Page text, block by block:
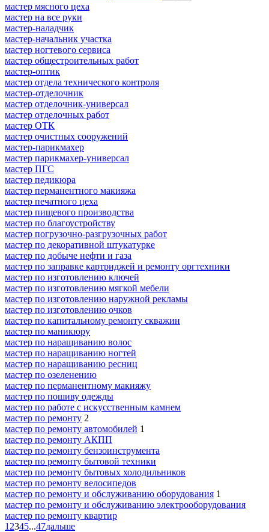
мастер мясного цеха
мастер на все руки
мастер-наладчик
мастер-начальник участка
мастер ногтевого сервиса
мастер общестроительных работ
мастер-оптик
мастер отдела технического контроля
мастер-отделочник
мастер отделочник-универсал
мастер отделочных работ
мастер ОТК
мастер очистных сооружений
мастер-парикмахер
мастер парикмахер-универсал
мастер ПГС
мастер педикюра
мастер перманентного макияжа
мастер печатного цеха
мастер пищевого производства
мастер по благоустройству
мастер погрузочно-разгрузочных работ
мастер по декоративной штукатурке
мастер по добыче нефти и газа
мастер по заправке картриджей и ремонту оргтехники
мастер по изготовлению ключей
мастер по изготовлению мягкой мебели
мастер по изготовлению наружной рекламы
мастер по изготовлению очков
мастер по капитальному ремонту скважин
мастер по маникюру
мастер по наращиванию волос
мастер по наращиванию ногтей
мастер по наращиванию ресниц
мастер по озеленению
мастер по перманентному макияжу
мастер по пошиву одежды
мастер по работе с искусственным камнем
мастер по ремонту 2
мастер по ремонту автомобилей 1
мастер по ремонту АКПП
мастер по ремонту бензоинструмента
мастер по ремонту бытовой техники
мастер по ремонту бытовых холодильников
мастер по ремонту велосипедов
мастер по ремонту и обслуживанию оборудования 1
мастер по ремонту и обслуживанию электрооборудования
мастер по ремонту квартир
1 2345...47дальше